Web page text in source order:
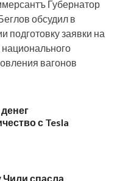
Губернатор
обсудил в
подготовку заявки на
вагонов
с Tesla
спасла